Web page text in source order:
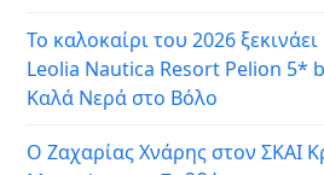
Το καλοκαίρι του 2026
Leolia Nautica Resort Pelion 5*
Καλά Νερά στο Βόλο
Ο Ζαχαρίας Χνάρης στον ΣΚΑΙ